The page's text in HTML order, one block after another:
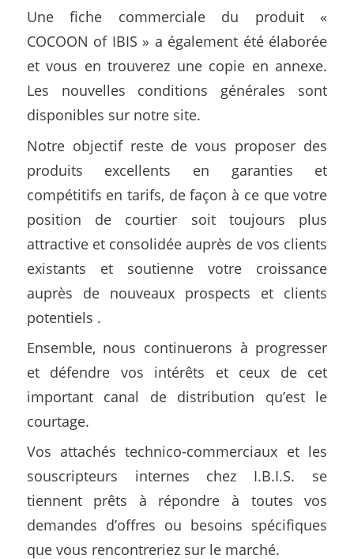
Une fiche commerciale du produit «
COCOON of IBIS » a également été élaborée
et vous en trouverez une copie en annexe.
Les nouvelles conditions générales sont
disponibles sur notre site.
Notre objectif reste de vous proposer des
produits excellents en garanties et
compétitifs en tarifs, de façon à ce que votre
position de courtier soit toujours plus
attractive et consolidée auprès de vos clients
existants et soutienne votre croissance
auprès de nouveaux prospects et clients
potentiels .
Ensemble, nous continuerons à progresser
et défendre vos intérêts et ceux de cet
important canal de distribution qu’est le
courtage.
Vos attachés technico-commerciaux et les
souscripteurs internes chez I.B.I.S. se
tiennent prêts à répondre à toutes vos
demandes d’offres ou besoins spécifiques
que vous rencontreriez sur le marché.